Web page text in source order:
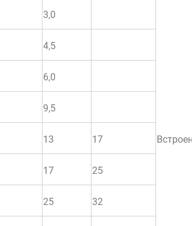
3,0
Встроен
4,5
6,0
9,5
13 17
17 25
25
32